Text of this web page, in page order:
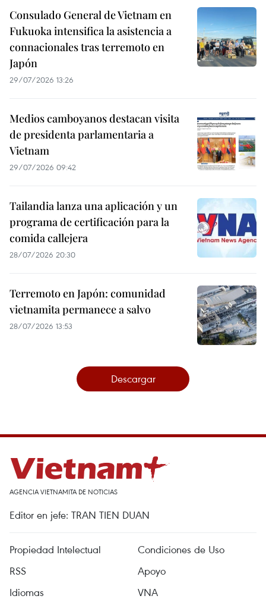
Consulado General de Vietnam en
Fukuoka intensifica la asistencia a
connacionales tras terremoto en
Japón
29/07/2026 13:26
Medios camboyanos destacan visita
de presidenta parlamentaria a
Vietnam
29/07/2026 09:42
Tailandia lanza una aplicación y un
programa de certificación para la
comida callejera
28/07/2026 20:30
Terremoto en Japón: comunidad
vietnamita permanece a salvo
28/07/2026 13:53
Descargar
AGENCIA VIETNAMITA DE NOTICIAS
Editor en jefe: TRAN TIEN DUAN
Propiedad Intelectual
Condiciones de Uso
RSS
Apoyo
Idiomas
VNA